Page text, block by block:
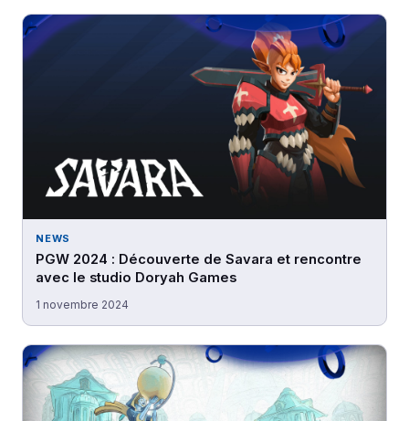
NEWS
PGW 2024 : Découverte de Savara et rencontre
avec le studio Doryah Games
1 novembre 2024